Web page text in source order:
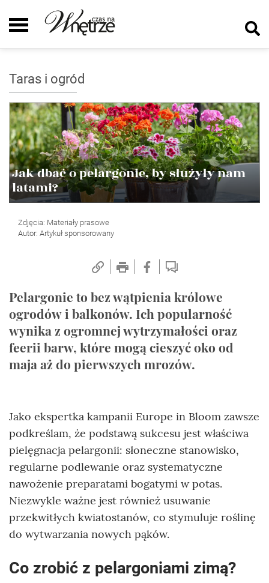
Taras i ogród
Jak dbać o pelargonie, by służyły nam
latami?
Zdjęcia: Materiały prasowe
Autor: Artykuł sponsorowany
Pelargonie to bez wątpienia królowe
ogrodów i balkonów. Ich popularność
wynika z ogromnej wytrzymałości oraz
feerii barw, które mogą cieszyć oko od
maja aż do pierwszych mrozów.
Jako ekspertka kampanii Europe in Bloom zawsze
podkreślam, że podstawą sukcesu jest właściwa
pielęgnacja pelargonii: słoneczne stanowisko,
regularne podlewanie oraz systematyczne
nawożenie preparatami bogatymi w potas.
Niezwykle ważne jest również usuwanie
przekwitłych kwiatostanów, co stymuluje roślinę
do wytwarzania nowych pąków.
Co zrobić z pelargoniami zimą?